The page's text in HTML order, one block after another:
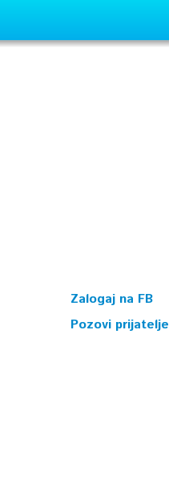
Zalogaj na FB
Pozovi prijatelje